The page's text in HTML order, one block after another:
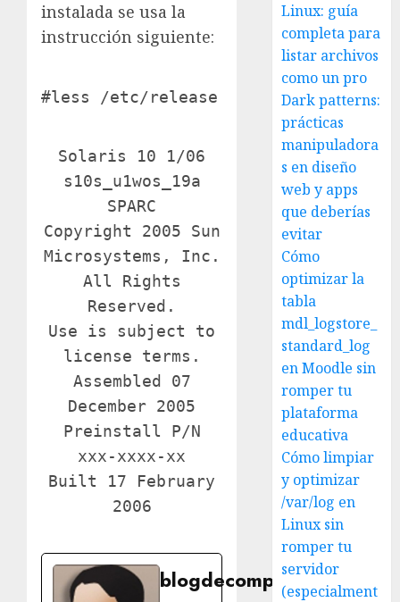
instalada se usa la
instrucción siguiente:
#less /etc/release
Solaris 10 1/06
s10s_u1wos_19a
SPARC
Copyright 2005 Sun
Microsystems, Inc.
All Rights
Reserved.
Use is subject to
license terms.
Assembled 07
December 2005
Preinstall P/N
xxx-xxxx-xx
Built 17 February
2006
blogdecomputo.com
Linux: guía
completa para
listar archivos
como un pro
Dark patterns:
prácticas
manipuladora
s en diseño
web y apps
que deberías
evitar
Cómo
optimizar la
tabla
mdl_logstore_
standard_log
en Moodle sin
romper tu
plataforma
educativa
Cómo limpiar
y optimizar
/var/log en
Linux sin
romper tu
servidor
(especialment